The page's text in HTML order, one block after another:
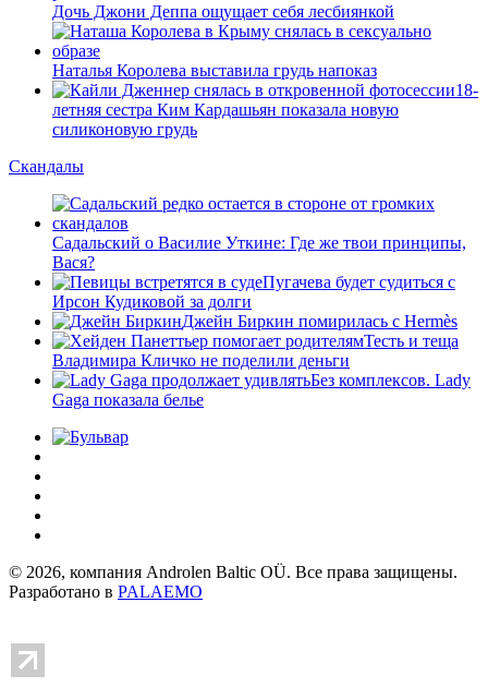
Дочь Джони Деппа ощущает себя лесбиянкой
Наталья Королева выставила грудь напоказ
18-
летняя сестра Ким Кардашьян показала новую
силиконовую грудь
Скандалы
Садальский о Василие Уткине: Где же твои принципы,
Вася?
Пугачева будет судиться с
Ирсон Кудиковой за долги
Джейн Биркин помирилась с Hermès
Тесть и теща
Владимира Кличко не поделили деньги
Без комплексов. Lady
Gaga показала белье
© 2026, компания Androlen Baltic OÜ. Все права защищены.
Разработано в PALAEMO